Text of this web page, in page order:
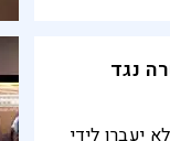
נגד